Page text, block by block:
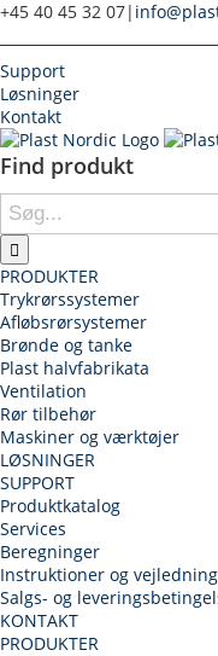
Skip
+45 40 45 32 07|
Support
Løsninger
Kontakt
Find produkt
Søg
efter:
PRODUKTER
Trykrørssystemer
Afløbsrørsystemer
Brønde og tanke
Plast halvfabrikata
Ventilation
Rør tilbehør
Maskiner og værktøjer
LØSNINGER
SUPPORT
Produktkatalog
Services
Beregninger
Instruktioner og
Salgs- og
KONTAKT
PRODUKTER